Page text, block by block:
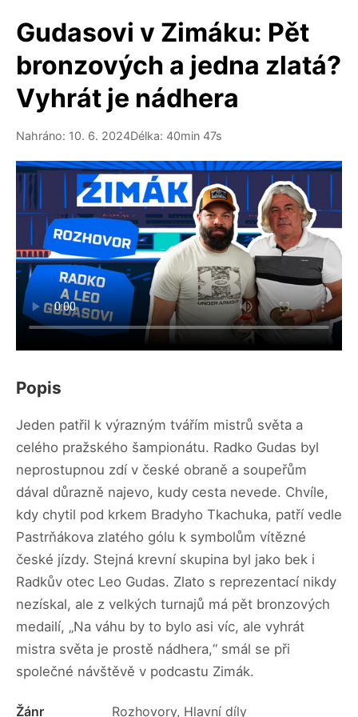
Gudasovi v Zimáku: Pět
bronzových a jedna zlatá?
Vyhrát je nádhera
Nahráno: 10. 6. 2024Délka: 40min 47s
Popis
Jeden patřil k výrazným tvářím mistrů světa a
celého pražského šampionátu. Radko Gudas byl
neprostupnou zdí v české obraně a soupeřům
dával důrazně najevo, kudy cesta nevede. Chvíle,
kdy chytil pod krkem Bradyho Tkachuka, patří vedle
Pastrňákova zlatého gólu k symbolům vítězné
české jízdy. Stejná krevní skupina byl jako bek i
Radkův otec Leo Gudas. Zlato s reprezentací nikdy
nezískal, ale z velkých turnajů má pět bronzových
medailí, „Na váhu by to bylo asi víc, ale vyhrát
mistra světa je prostě nádhera,“ smál se při
společné návštěvě v podcastu Zimák.
Žánr Rozhovory, Hlavní díly